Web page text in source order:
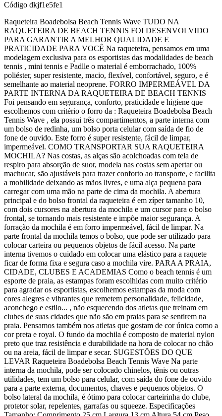
Código dkjf1e5fe1
Raqueteira Boadebolsa Beach Tennis Wave TUDO NA
RAQUETEIRA DE BEACH TENNIS FOI DESENVOLVIDO
PARA GARANTIR A MELHOR QUALIDADE E
PRATICIDADE PARA VOCÊ Na raqueteira, pensamos em uma
modelagem exclusiva para os esportistas das modalidades de beach
tennis , mini tennis e Padlle o material é emborrachado, 100%
poliéster, super resistente, macio, flexível, confortável, seguro, e é
semelhante ao material neoprene. FORRO IMPERMEÁVEL DA
PARTE INTERNA DA RAQUETEIRA DE BEACH TENNIS
Foi pensando em segurança, conforto, praticidade e higiene que
escolhemos com critério o forro da : Raqueteira Boadebolsa Beach
Tennis Wave , ela possui três compartimentos, a parte interna com
um bolso de redinha, um bolso porta celular com saída de fio de
fone de ouvido. Este forro é super resistente, fácil de limpar,
impermeável. COMO TRANSPORTAR SUA RAQUETEIRA
MOCHILA? Nas costas, as alças são acolchoadas com tela de
respiro para absorção de suor, modela nas costas sem apertar ou
machucar, são ajustáveis para trazer conforto ao transporte, e facilita
a mobilidade deixando as mãos livres, e uma alça pequena para
carregar com uma mão na parte de cima da mochila. A abertura
principal e do bolso frontal da raqueteira é em zíper tamanho 10,
com dois cursores na abertura da mochila e um cursor para o bolso
frontal, se tornando mais resistente e impõe maior segurança. A
forração da mochila é em forro impermeável, fácil de limpar. Na
parte frontal da mochila temos o bolso, que pode ser utilizado para
colocar carteira ou pequenos objetos de fácil acesso. Na parte
interna tivemos o cuidado em colocar uma elástico para a raquete
ficar de forma fixa e segura caso a mochila vire. PARA A PRAIA,
CIDADE, CLUBES E ACADEMIAS Como o beach tennis é um
esporte de praia, as estampas foram escolhidas com muito critério
para agradar os esportistas, escolhemos estampas da moda com
cores alegres e vibrantes que remetem personalidade, felicidade,
aconchego e estilo... , não esquecendo dos atletas que treinam em
clubes de suas cidades que não são em praias para se sentirem na
praia. Pensamos também nos atletas que gostam de cor única como a
cor preta e royal. O fundo da mochila é composto de material nylon
preto que traz resistência e durabilidade na hora de colocar no chão
ou na areia, fácil de limpar e secar. SUGESTÕES DO QUE
LEVAR Raqueteira Boadebolsa Beach Tennis Wave Na parte
interna da mochila, pode ser colocado chinelos, tênis ou outras
utilidades, tem um bolso para celular, com saída do fone de ouvido
para a parte externa, documentos, chaves e pequenos objetos. O
bolso lateral da mochila, é ótimo para colocar carteirinha do clube,
protetor solar, repelentes, garrafas ou squeeze. Especificações